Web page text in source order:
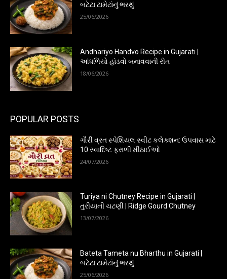
બટેટા ટામેટાંનું ભરથું
25/06/2026
Andhariyo Handvo Recipe in Gujarati |
આંધળિયો હાંડવો બનાવવાની રીત
18/06/2026
POPULAR POSTS
ગૌરી વ્રત સ્પેશિયલ સ્વીટ કલેક્શન: ઉપવાસ માટે
10 સ્વાદિષ્ટ ફરાળી મીઠાઈઓ
24/07/2026
Turiya ni Chutney Recipe in Gujarati |
તુરીયાની ચટણી | Ridge Gourd Chutney
13/07/2026
Bateta Tameta nu Bharthu in Gujarati |
બટેટા ટામેટાંનું ભરથું
25/06/2026